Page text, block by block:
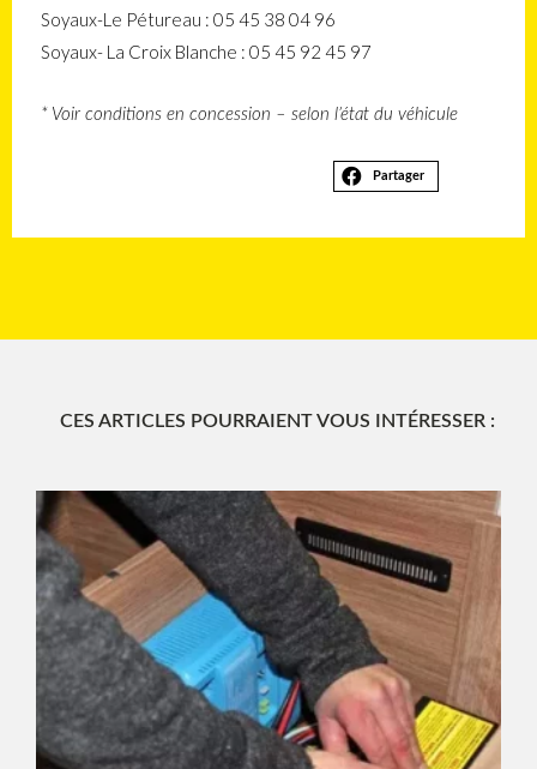
Soyaux-Le Pétureau : 05 45 38 04 96
Soyaux- La Croix Blanche : 05 45 92 45 97
* Voir conditions en concession – selon l’état du véhicule
Partager
CES ARTICLES POURRAIENT VOUS INTÉRESSER :